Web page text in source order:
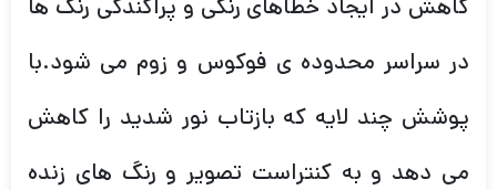
کاهش در ایجاد خطاهای رنگی و پراکندگی رنگ ها
در سراسر محدوده ی فوکوس و زوم می شود.با
پوشش چند لایه که بازتاب نور شدید را کاهش
می دهد و به کنتراست تصویر و رنگ های زنده